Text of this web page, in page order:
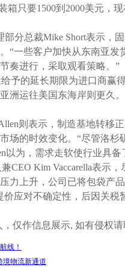
箱只要1500到2000美元，
部分总裁Mike Short表示
“一些客户加快从东南亚
奏进行，采取观看策略。”
予的延长期限为进口商赢
洲运往美国东海岸则更久
则表示，制造基地转移
场的时效变化。“尽管洛
以为，需求走软使行业具备
CEO Kim Vaccarella表示
力上升，公司已将包袋产
价应对不确定性，后因关
仅作信息展示, 如有侵权
线！
境物流新通道